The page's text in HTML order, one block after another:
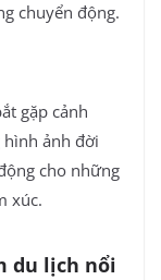
chuyển động.
gặp cảnh
ảnh đời
cho những
xúc.
du lịch nổi